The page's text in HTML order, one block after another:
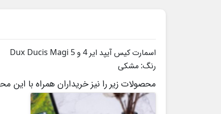
اسمارت کیس آیپد ایر 4 و 5 Dux Ducis Magi
رنگ: مشکی
محصولات زیر را نیز خریداران همراه با این